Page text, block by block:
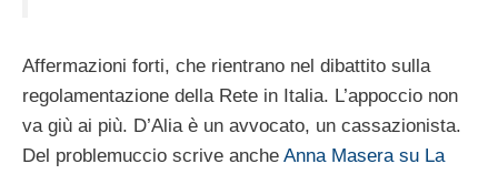
Affermazioni forti, che rientrano nel dibattito sulla
regolamentazione della Rete in Italia. L’appoccio non
va giù ai più. D’Alia è un avvocato, un cassazionista.
Del problemuccio scrive anche Anna Masera su La